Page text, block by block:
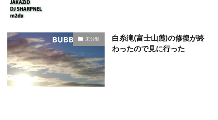
未分類
白糸滝(富士山麓)の修復が終
わったので見に行った